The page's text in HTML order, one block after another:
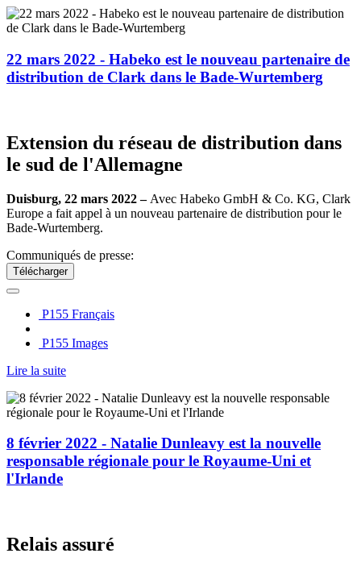
22 mars 2022 - Habeko est le nouveau partenaire de
distribution de Clark dans le Bade-Wurtemberg
Extension du réseau de distribution dans
le sud de l'Allemagne
Duisburg, 22 mars 2022 – Avec Habeko GmbH & Co. KG, Clark
Europe a fait appel à un nouveau partenaire de distribution pour le
Bade-Wurtemberg.
Communiqués de presse:
Télécharger
P155 Français
P155 Images
Lire la suite
8 février 2022 - Natalie Dunleavy est la nouvelle
responsable régionale pour le Royaume-Uni et
l'Irlande
Relais assuré